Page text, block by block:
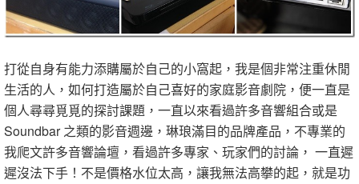
打從自身有能力添購屬於自己的小窩起，我是個非常注重休閒
生活的人，如何打造屬於自己喜好的家庭影音劇院，便一直是
個人尋尋覓覓的探討課題，一直以來看過許多音響組合或是
Soundbar 之類的影音週邊，琳琅滿目的品牌產品，不專業的
我爬文許多音響論壇，看過許多專家、玩家們的討論， 一直遲
遲沒法下手！不是價格水位太高，讓我無法高攀的起，就是功